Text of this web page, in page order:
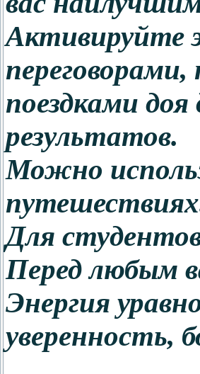
Активируйте
поездками
результатов.
Можно
Для
Перед любым
Энергия
уверенность,